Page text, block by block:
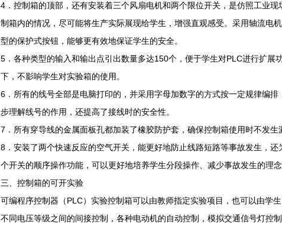
4．控制箱的顶部，还有安装着三个风扇电机和两个限位开关，是仿照工业
制箱内的情况，尽可能将生产实际展现给学生，增强直观感受。采用轴流电
型的保护式按钮，能够更有效地保证学生的安全。
5．各种类型的输入和输出点引出数量多达150个，便于学生对PLC进行扩展
下，不影响学生对实验箱的使用。
6．所有的线号全部是电脑打印的，并采用字母加数字的方式按一定规律编
步理解线号的作用，还提高了接线时的安全性。
7．所有穿导线的金属面板孔都加装了橡胶防护套，确保控制箱使用时不发生
8．安装了两个快速反应的空气开关，能更好地防止线路短路等事故发生，
个开关的顺序操作功能，可以更好地培养学生分段操作、减少事故发生的理念
三、控制箱的可开实验
可编程序控制器（PLC）实验控制箱可以由教师指定实验项目，也可以由学
不同电压等级之间的间接控制，各种电动机的自动控制，模拟交通信号灯控